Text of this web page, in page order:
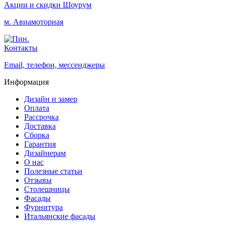
Акции и скидки Шоурум
м. Авиамоторная
Контакты
Email, телефон, мессенджеры
Информация
Дизайн и замер
Оплата
Рассрочка
Доставка
Сборка
Гарантия
Дизайнерам
О нас
Полезные статьи
Отзывы
Столешницы
Фасады
Фурнитура
Итальянские фасады